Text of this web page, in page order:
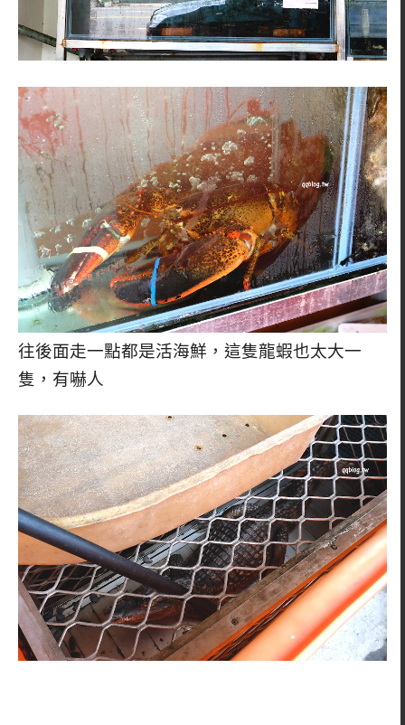
往後面走一點都是活海鮮，這隻龍蝦也太大一
隻，有嚇人